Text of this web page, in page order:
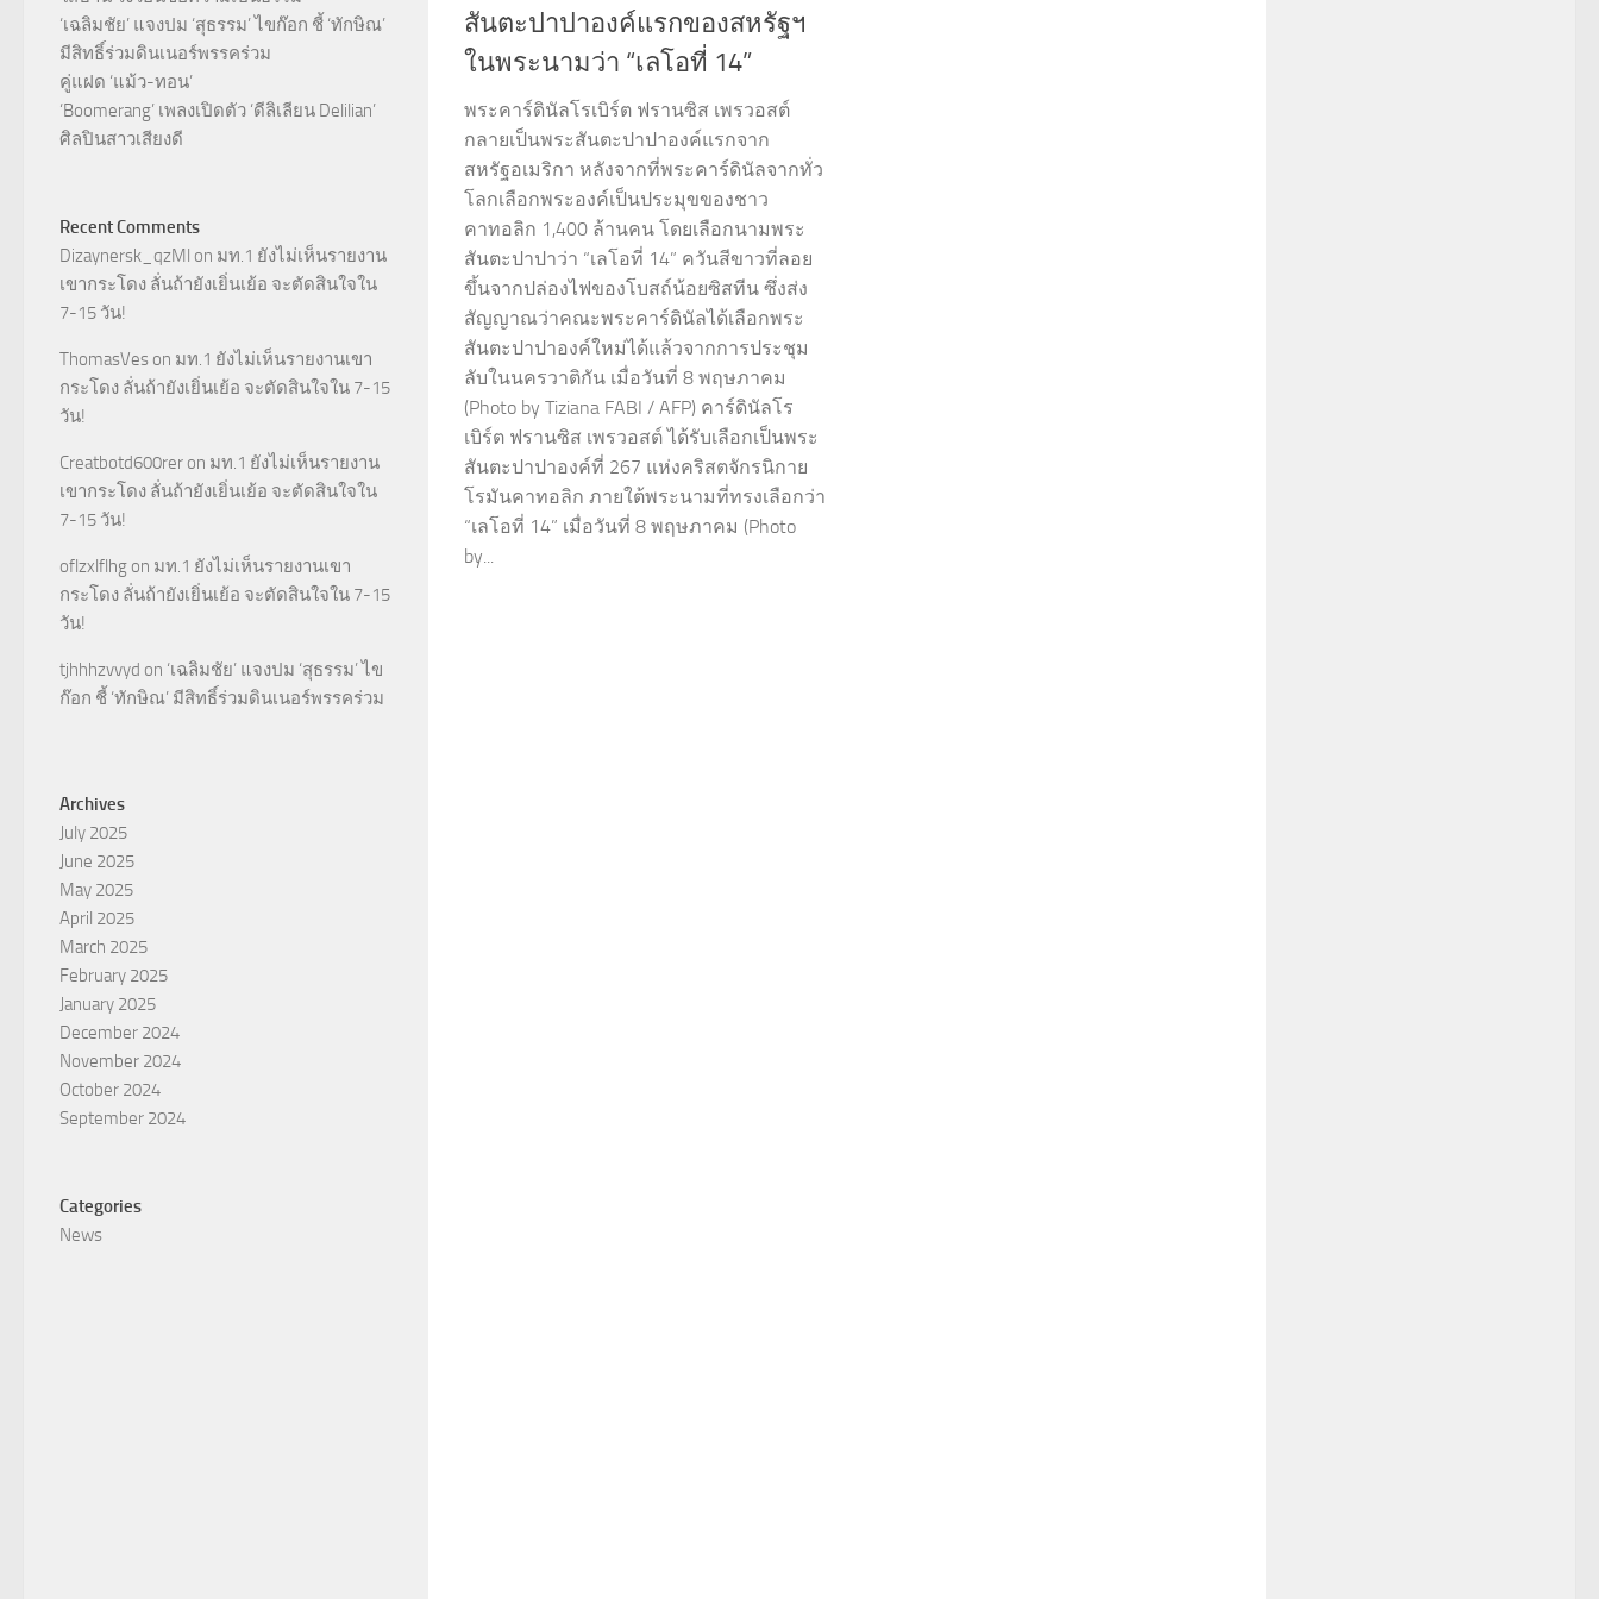
สันตะปาปาองค์แรกของสหรัฐฯ
ในพระนามว่า “เลโอที่ 14”
พระคาร์ดินัลโรเบิร์ต ฟรานซิส เพรวอสต์
กลายเป็นพระสันตะปาปาองค์แรกจาก
สหรัฐอเมริกา หลังจากที่พระคาร์ดินัลจากทั่ว
โลกเลือกพระองค์เป็นประมุขของชาว
คาทอลิก 1,400 ล้านคน โดยเลือกนามพระ
สันตะปาปาว่า “เลโอที่ 14” ควันสีขาวที่ลอย
ขึ้นจากปล่องไฟของโบสถ์น้อยซิสทีน ซึ่งส่ง
สัญญาณว่าคณะพระคาร์ดินัลได้เลือกพระ
สันตะปาปาองค์ใหม่ได้แล้วจากการประชุม
ลับในนครวาติกัน เมื่อวันที่ 8 พฤษภาคม
(Photo by Tiziana FABI / AFP) คาร์ดินัลโร
เบิร์ต ฟรานซิส เพรวอสต์ ได้รับเลือกเป็นพระ
สันตะปาปาองค์ที่ 267 แห่งคริสตจักรนิกาย
โรมันคาทอลิก ภายใต้พระนามที่ทรงเลือกว่า
“เลโอที่ 14” เมื่อวันที่ 8 พฤษภาคม (Photo
by...
‘เฉลิมชัย’ แจงปม ‘สุธรรม’ ไขก๊อก ชี้ ‘ทักษิณ’
มีสิทธิ์ร่วมดินเนอร์พรรคร่วม
คู่แฝด ‘แม้ว-ทอน’
‘Boomerang’ เพลงเปิดตัว ‘ดีลิเลียน Delilian’
ศิลปินสาวเสียงดี
Recent Comments
Dizaynersk_qzMl on มท.1 ยังไม่เห็นรายงาน
เขากระโดง ลั่นถ้ายังเยิ่นเย้อ จะตัดสินใจใน
7-15 วัน!
ThomasVes on มท.1 ยังไม่เห็นรายงานเขา
กระโดง ลั่นถ้ายังเยิ่นเย้อ จะตัดสินใจใน 7-15
วัน!
Creatbotd600rer on มท.1 ยังไม่เห็นรายงาน
เขากระโดง ลั่นถ้ายังเยิ่นเย้อ จะตัดสินใจใน
7-15 วัน!
oflzxlflhg on มท.1 ยังไม่เห็นรายงานเขา
กระโดง ลั่นถ้ายังเยิ่นเย้อ จะตัดสินใจใน 7-15
วัน!
tjhhhzvvyd on ‘เฉลิมชัย’ แจงปม ‘สุธรรม’ ไข
ก๊อก ชี้ ‘ทักษิณ’ มีสิทธิ์ร่วมดินเนอร์พรรคร่วม
Archives
July 2025
June 2025
May 2025
April 2025
March 2025
February 2025
January 2025
December 2024
November 2024
October 2024
September 2024
Categories
News